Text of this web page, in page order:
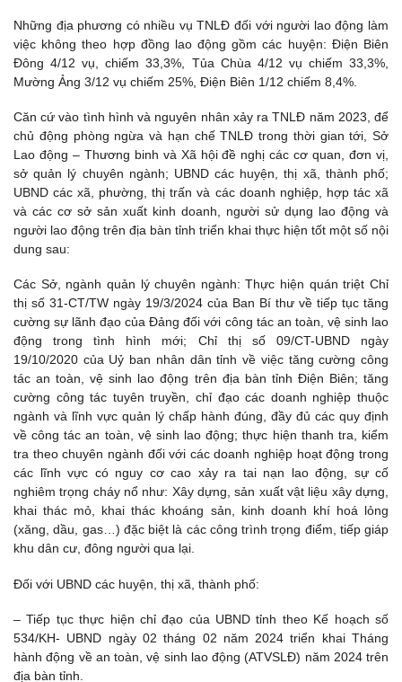
Những địa phương có nhiều vụ TNLĐ đối với người lao động làm
việc không theo hợp đồng lao động gồm các huyện: Điện Biên
Đông 4/12 vụ, chiếm 33,3%, Tủa Chùa 4/12 vụ chiếm 33,3%,
Mường Ảng 3/12 vụ chiếm 25%, Điện Biên 1/12 chiếm 8,4%.
Căn cứ vào tình hình và nguyên nhân xảy ra TNLĐ năm 2023, để
chủ động phòng ngừa và hạn chế TNLĐ trong thời gian tới, Sở
Lao động – Thương binh và Xã hội đề nghị các cơ quan, đơn vị,
sở quản lý chuyên ngành; UBND các huyện, thị xã, thành phố;
UBND các xã, phường, thị trấn và các doanh nghiệp, hợp tác xã
và các cơ sở sản xuất kinh doanh, người sử dụng lao động và
người lao động trên địa bàn tỉnh triển khai thực hiện tốt một số nội
dung sau:
Các Sở, ngành quản lý chuyên ngành: Thực hiện quán triệt Chỉ
thị số 31-CT/TW ngày 19/3/2024 của Ban Bí thư về tiếp tục tăng
cường sự lãnh đạo của Đảng đối với công tác an toàn, vệ sinh lao
động trong tình hình mới; Chỉ thị số 09/CT-UBND ngày
19/10/2020 của Uỷ ban nhân dân tỉnh về việc tăng cường công
tác an toàn, vệ sinh lao động trên địa bàn tỉnh Điện Biên; tăng
cường công tác tuyên truyền, chỉ đạo các doanh nghiệp thuộc
ngành và lĩnh vực quản lý chấp hành đúng, đầy đủ các quy định
về công tác an toàn, vệ sinh lao động; thực hiện thanh tra, kiểm
tra theo chuyên ngành đối với các doanh nghiệp hoạt động trong
các lĩnh vực có nguy cơ cao xảy ra tai nạn lao động, sự cố
nghiêm trọng cháy nổ như: Xây dựng, sản xuất vật liệu xây dựng,
khai thác mỏ, khai thác khoáng sản, kinh doanh khí hoá lỏng
(xăng, dầu, gas…) đặc biệt là các công trình trọng điểm, tiếp giáp
khu dân cư, đông người qua lại.
Đối với UBND các huyện, thị xã, thành phố:
– Tiếp tục thực hiện chỉ đạo của UBND tỉnh theo Kế hoạch số
534/KH- UBND ngày 02 tháng 02 năm 2024 triển khai Tháng
hành động về an toàn, vệ sinh lao động (ATVSLĐ) năm 2024 trên
địa bàn tỉnh.